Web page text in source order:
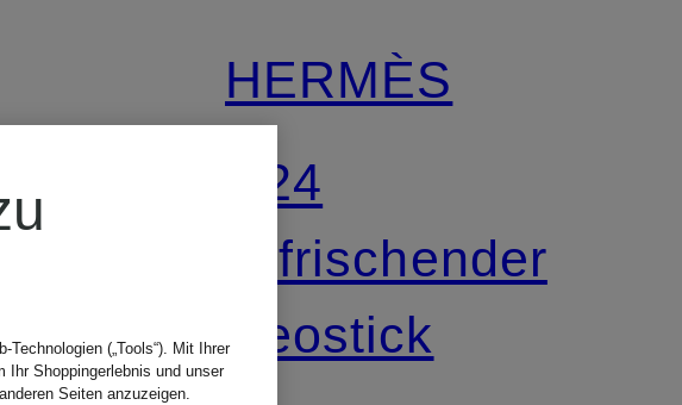
HERMÈS
H24
Erfrischender
Deostick
(„Tools“). Mit Ihrer
Ihr Shoppingerlebnis und unser
Seiten anzuzeigen.